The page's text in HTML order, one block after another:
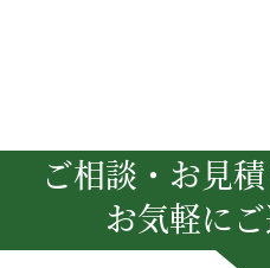
ご相談・お見
お気軽に